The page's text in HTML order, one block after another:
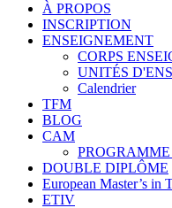
À PROPOS
INSCRIPTION
ENSEIGNEMENT
CORPS
UNITÉS
Calendrier
TFM
BLOG
CAM
PROGRAMME
DOUBLE DIPLÔME
European Master’s in
ETIV